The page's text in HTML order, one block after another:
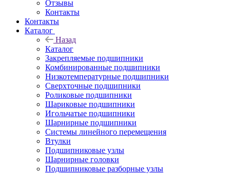
Отзывы
Контакты
Контакты
Каталог
Назад
Каталог
Закрепляемые подшипники
Комбинированные подшипники
Низкотемпературные подшипники
Сверхточные подшипники
Роликовые подшипники
Шариковые подшипники
Игольчатые подшипники
Шарнирные подшипники
Системы линейного перемещения
Втулки
Подшипниковые узлы
Шарнирные головки
Подшипниковые разборные узлы